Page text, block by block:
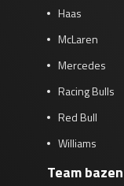
GP QATAR 2026
Haas
McLaren
Mercedes
Racing Bulls
Red Bull
Williams
Team bazen